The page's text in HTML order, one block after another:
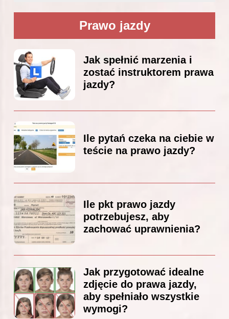
Prawo jazdy
Jak spełnić marzenia i
zostać instruktorem prawa
jazdy?
Ile pytań czeka na ciebie w
teście na prawo jazdy?
Ile pkt prawo jazdy
potrzebujesz, aby
zachować uprawnienia?
Jak przygotować idealne
zdjęcie do prawa jazdy,
aby spełniało wszystkie
wymogi?